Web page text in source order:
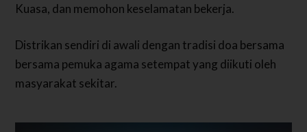
Kuasa, dan memohon keselamatan bekerja.
Distrikan sendiri di awali dengan tradisi doa bersama
bersama pemuka agama setempat yang diikuti oleh
masyarakat sekitar.